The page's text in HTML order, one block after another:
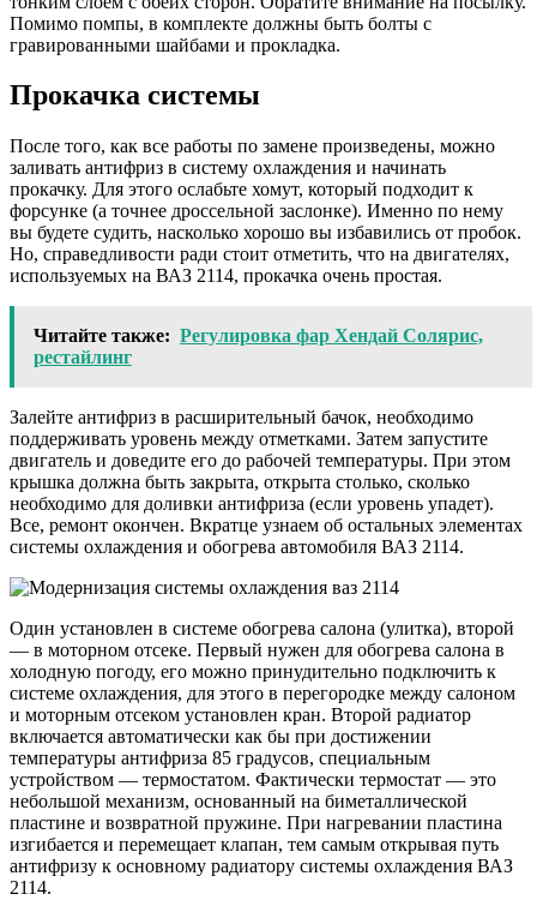
Помимо помпы, в комплекте должны быть болты с
гравированными шайбами ​​и прокладка.
Прокачка системы
После того, как все работы по замене произведены, можно
заливать антифриз в систему охлаждения и начинать
прокачку. Для этого ослабьте хомут, который подходит к
форсунке (а точнее дроссельной заслонке). Именно по нему
вы будете судить, насколько хорошо вы избавились от пробок.
Но, справедливости ради стоит отметить, что на двигателях,
используемых на ВАЗ 2114, прокачка очень простая.
Читайте также: Регулировка фар Хендай Солярис,
рестайлинг
Залейте антифриз в расширительный бачок, необходимо
поддерживать уровень между отметками. Затем запустите
двигатель и доведите его до рабочей температуры. При этом
крышка должна быть закрыта, открыта столько, сколько
необходимо для доливки антифриза (если уровень упадет).
Все, ремонт окончен. Вкратце узнаем об остальных элементах
системы охлаждения и обогрева автомобиля ВАЗ 2114.
Один установлен в системе обогрева салона (улитка), второй
— в моторном отсеке. Первый нужен для обогрева салона в
холодную погоду, его можно принудительно подключить к
системе охлаждения, для этого в перегородке между салоном
и моторным отсеком установлен кран. Второй радиатор
включается автоматически как бы при достижении
температуры антифриза 85 градусов, специальным
устройством — термостатом. Фактически термостат — это
небольшой механизм, основанный на биметаллической
пластине и возвратной пружине. При нагревании пластина
изгибается и перемещает клапан, тем самым открывая путь
антифризу к основному радиатору системы охлаждения ВАЗ
2114.